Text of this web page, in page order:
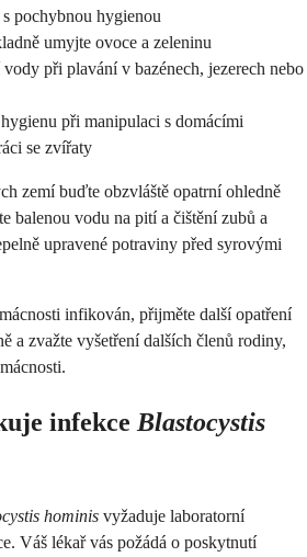
pochybnou hygienou
umyjte ovoce a zeleninu
při plavání v bazénech, jezerech nebo
při manipulaci s domácími
se zvířaty
zemí buďte obzvláště opatrní ohledně
balenou vodu na pití a čištění zubů a
upravené potraviny před syrovými
infikován, přijměte další opatření
a zvažte vyšetření dalších členů rodiny,
infekce Blastocystis
hominis vyžaduje laboratorní
Váš lékař vás požádá o poskytnutí